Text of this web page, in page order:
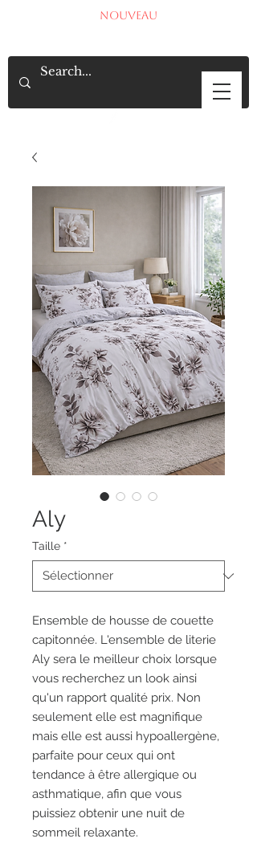
NOUVEAU
Aly
Taille *
Ensemble de housse de couette
capitonnée. L'ensemble de literie
Aly sera le meilleur choix lorsque
vous recherchez un look ainsi
qu'un rapport qualité prix. Non
seulement elle est magnifique
mais elle est aussi hypoallergène,
parfaite pour ceux qui ont
tendance à être allergique ou
asthmatique, afin que vous
puissiez obtenir une nuit de
sommeil relaxante.